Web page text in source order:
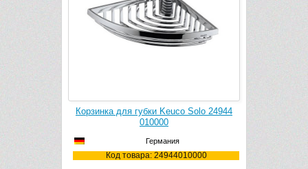
Корзинка для губки Keuco Solo 24944
010000
Германия
Код товара: 24944010000